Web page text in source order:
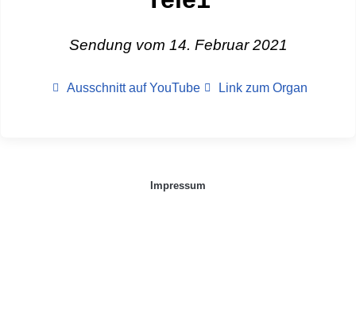
Sendung vom 14. Februar 2021
Ausschnitt auf YouTube Link zum Organ
Impressum